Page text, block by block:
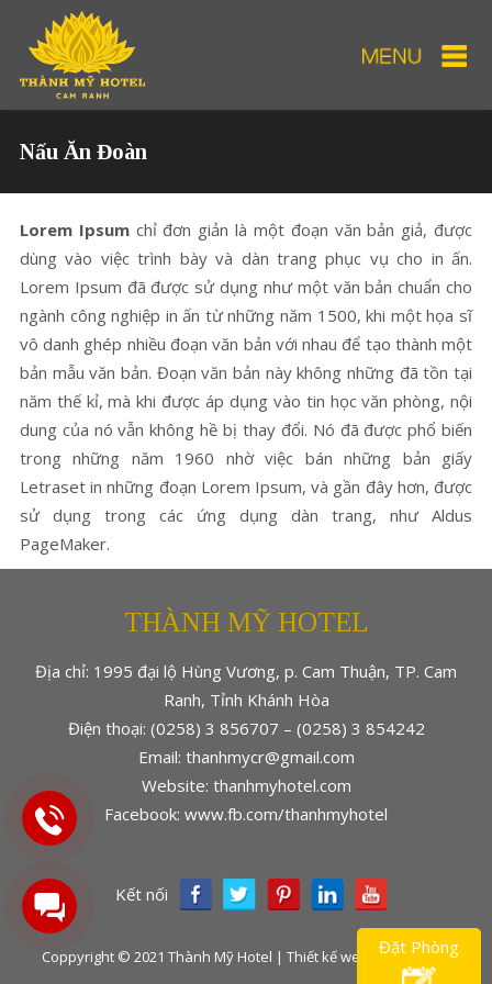
Đặt Phòng
Nấu Ăn Đoàn
Lorem Ipsumchỉ đơn giản là một đoạn văn bản giả, được
dùng vào việc trình bày và dàn trang phục vụ cho in ấn.
Lorem Ipsum đã được sử dụng như một văn bản chuẩn cho
ngành công nghiệp in ấn từ những năm 1500, khi một họa sĩ
vô danh ghép nhiều đoạn văn bản với nhau để tạo thành một
bản mẫu văn bản. Đoạn văn bản này không những đã tồn tại
năm thế kỉ, mà khi được áp dụng vào tin học văn phòng, nội
dung của nó vẫn không hề bị thay đổi. Nó đã được phổ biến
trong những năm 1960 nhờ việc bán những bản giấy
Letraset in những đoạn Lorem Ipsum, và gần đây hơn, được
sử dụng trong các ứng dụng dàn trang, như Aldus
PageMaker.
THÀNH MỸ HOTEL
Địa chỉ: 1995 đại lộ Hùng Vương, p. Cam Thuận, TP. Cam
Ranh, Tỉnh Khánh Hòa
Điện thoại: (0258) 3 856707 – (0258) 3 854242
Email: thanhmycr@gmail.com
Website: thanhmyhotel.com
Facebook: www.fb.com/thanhmyhotel
Kết nối
Coppyright © 2021 Thành Mỹ Hotel | Thiết kế web bởi Khatech